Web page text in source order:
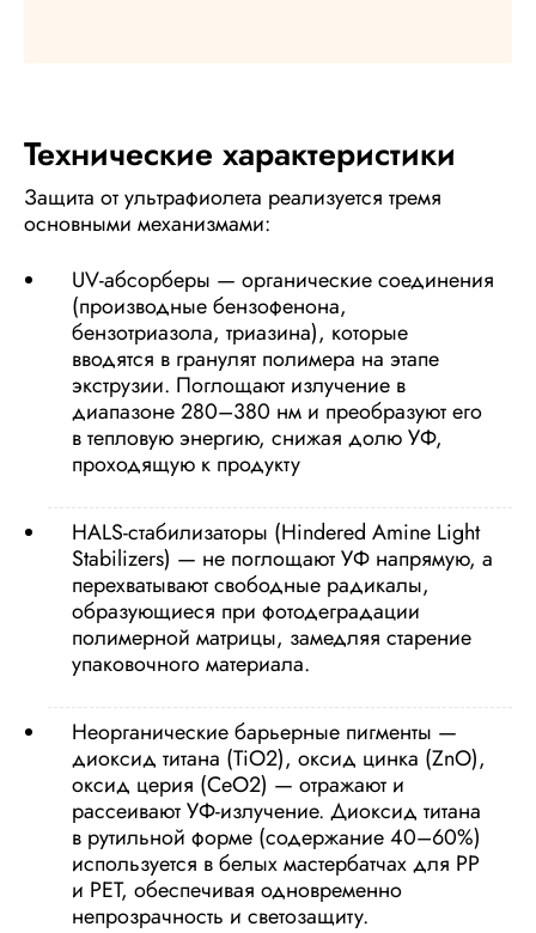
Технические характеристики
Защита от ультрафиолета реализуется тремя
основными механизмами:
UV-абсорберы — органические соединения
(производные бензофенона,
бензотриазола, триазина), которые
вводятся в гранулят полимера на этапе
экструзии. Поглощают излучение в
диапазоне 280–380 нм и преобразуют его
в тепловую энергию, снижая долю УФ,
проходящую к продукту
HALS-стабилизаторы (Hindered Amine Light
Stabilizers) — не поглощают УФ напрямую, а
перехватывают свободные радикалы,
образующиеся при фотодеградации
полимерной матрицы, замедляя старение
упаковочного материала.
Неорганические барьерные пигменты —
диоксид титана (TiO2), оксид цинка (ZnO),
оксид церия (CeO2) — отражают и
рассеивают УФ-излучение. Диоксид титана
в рутильной форме (содержание 40–60%)
используется в белых мастербатчах для PP
и PET, обеспечивая одновременно
непрозрачность и светозащиту.